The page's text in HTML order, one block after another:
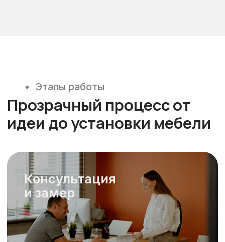
Раскрываем секреты
создания мебели
Видео-обзоры